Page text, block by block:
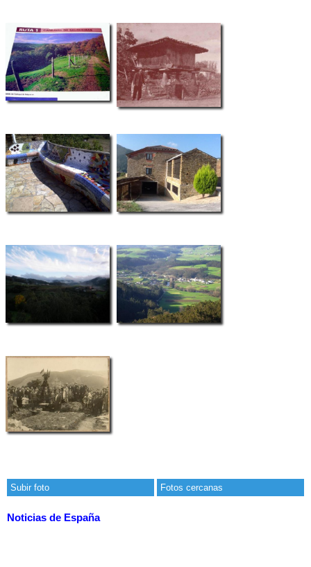
Subir foto Fotos cercanas
Noticias de España